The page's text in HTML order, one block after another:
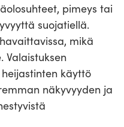
pimeys tai
suojatiellä.
mikä
Valaistuksen
käyttö
näkyvyyden ja